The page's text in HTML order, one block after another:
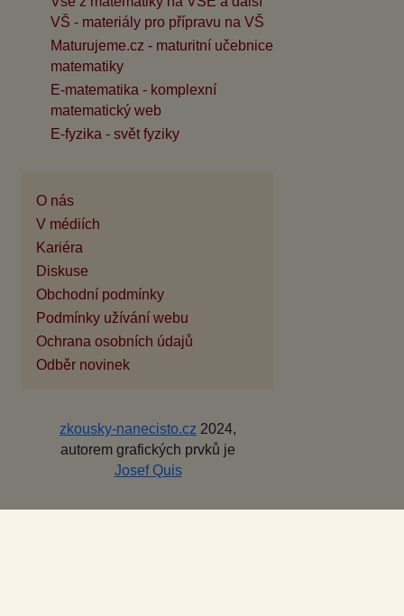
VŠ - materiály pro přípravu na VŠ
Maturujeme.cz - maturitní učebnice
matematiky
E-matematika - komplexní
matematický web
E-fyzika - svět fyziky
O nás
V médiích
Kariéra
Diskuse
Obchodní podmínky
Podmínky užívání webu
Ochrana osobních údajů
Odběr novinek
zkousky-nanecisto.cz 2024,
autorem grafických prvků je
Josef Quis